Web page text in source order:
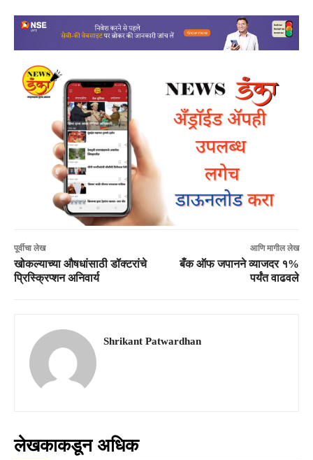
पूर्वीचा लेख
खोकल्याच्या औषधांसाठी डॉक्टरांचे
प्रिस्क्रिप्शन अनिवार्य
आणि मागील लेख
बँक ऑफ जपानने व्याजदर १%
पर्यंत वाढवले
Shrikant Patwardhan
लेखकाकडून अधिक